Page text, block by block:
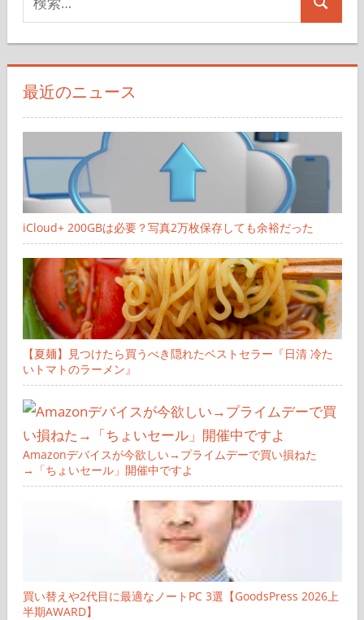
送
り
対
象:
検
最近のニュース
iCloud+ 200GBは必要？写真2万枚保存しても余裕だった
【夏麺】見つけたら買うべき隠れたベストセラー『日清 冷た
いトマトのラーメン』
Amazonデバイスが今欲しい→プライムデーで買い損ねた
→「ちょいセール」開催中ですよ
買い替えや2代目に最適なノートPC 3選【GoodsPress 2026上
半期AWARD】